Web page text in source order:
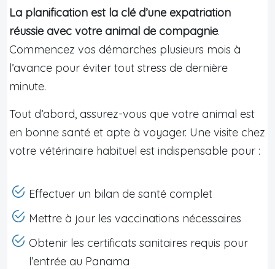
La planification est la clé d’une expatriation
réussie avec votre animal de compagnie.
Commencez vos démarches plusieurs mois à
l’avance pour éviter tout stress de dernière
minute.
Tout d’abord, assurez-vous que votre animal est
en bonne santé et apte à voyager. Une visite chez
votre vétérinaire habituel est indispensable pour :
Effectuer un bilan de santé complet
Mettre à jour les vaccinations nécessaires
Obtenir les certificats sanitaires requis pour
l’entrée au Panama